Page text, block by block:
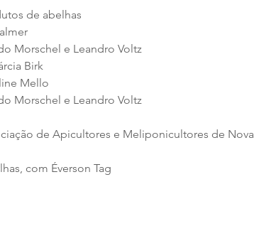
de abelhas
Morschel e Leandro Voltz
Birk
Mello
Morschel e Leandro Voltz
de Apicultores e Meliponicultores de Nova
com Éverson Tag